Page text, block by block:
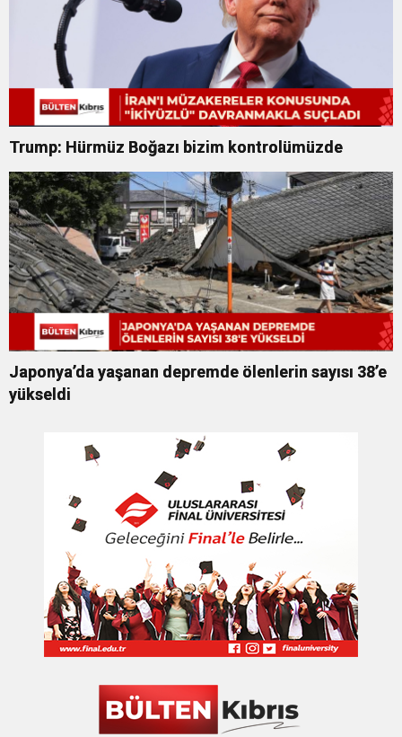
Trump: Hürmüz Boğazı bizim kontrolümüzde
Japonya’da yaşanan depremde ölenlerin sayısı 38’e
yükseldi